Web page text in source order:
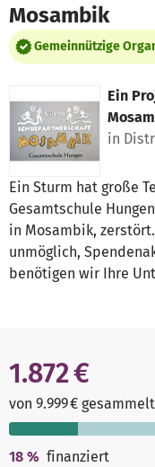
Mosambik
Gemeinnützige
Ein
in
Ein Sturm hat große
Gesamtschule
in Mosambik,
unmöglich,
benötigen wir Ihre
1.872 €
von 9.999 € gesammelt
18 % finanziert